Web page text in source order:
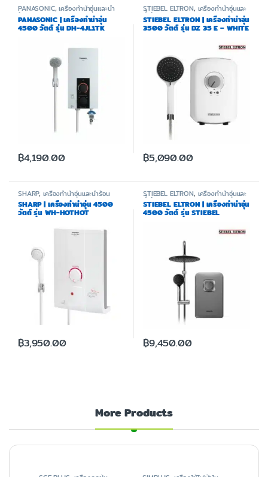
More Products
PANASONIC,เครื่องทำน้ำอุ่นและน้ำ
ร้อน
PANASONIC | เครื่องทำน้ำอุ่น
4500 วัตต์ รุ่น DH-4JL1TK
฿4,190.00
STIEBEL ELTRON, เครื่องทำน้ำอุ่นและ
น้ำร้อน
STIEBEL ELTRON | เครื่องทำน้ำอุ่น
3500 วัตต์ รุ่น DZ 35 E – WHITE
฿5,090.00
SHARP,เครื่องทำน้ำอุ่นและน้ำร้อน
SHARP | เครื่องทำน้ำอุ่น 4500
วัตต์ รุ่น WH-HOTHOT
฿3,950.00
STIEBEL ELTRON, เครื่องทำน้ำอุ่นและ
น้ำร้อน
STIEBEL ELTRON | เครื่องทำน้ำอุ่น
4500 วัตต์ รุ่น STIEBEL
฿9,450.00